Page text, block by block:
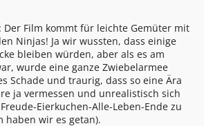
Der Film kommt für leichte Gemüter mit
Ninjas! Ja wir wussten, dass einige
bleiben würden, aber als es am
wurde eine ganze Zwiebelarmee
Schade und traurig, dass so eine Ära
ja vermessen und unrealistisch sich
Eierkuchen-Alle-Leben-Ende zu
haben wir es getan).